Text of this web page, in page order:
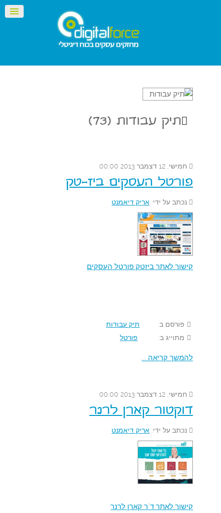
תיק עבודות (73)
חמישי, 12 דצמבר 2013 00:00
פורטל העסקים ביז-טק
נכתב על ידי: אריק דיאמנט
קישור לאתר ביזטק פורטל העסקים
פורסם ב:
תיק עבודות
מתוייג ב:
פורטל
להמשך קריאה ...
חמישי, 12 דצמבר 2013 00:00
דוקטור קארן לרנר
נכתב על ידי: אריק דיאמנט
קישור לאתר ד"ר קארן לרנר